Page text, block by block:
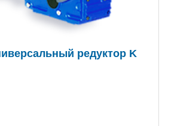
редуктор K